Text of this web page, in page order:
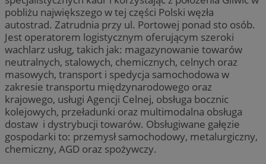
pobliżu największego w tej części Polski węzła
autostrad. Zatrudnia przy ul. Portowej ponad sto osób.
Jest operatorem logistycznym oferującym szeroki
wachlarz usług, takich jak: magazynowanie towarów
neutralnych, stalowych, chemicznych, celnych oraz
masowych, transport i spedycja samochodowa w
zakresie transportu międzynarodowego oraz
krajowego, usługi Agencji Celnej, obsługa bocznic
kolejowych, przeładunki oraz multimodalna obsługa
dostaw i dystrybucji towarów. Obsługiwane gałęzie
gospodarki to: przemysł samochodowy, metalurgiczny,
chemiczny, AGD oraz spożywczy.